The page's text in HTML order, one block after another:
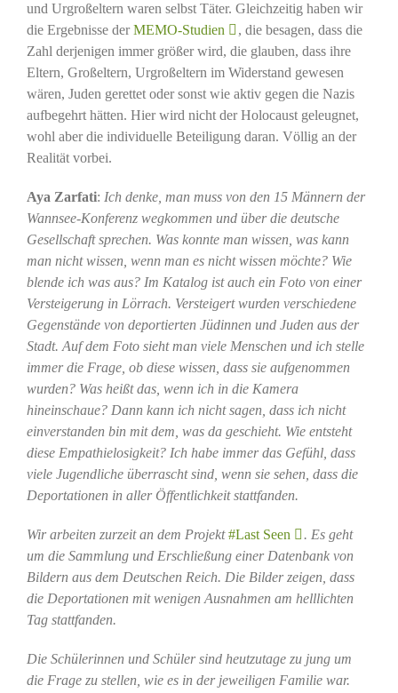
und Urgroßeltern waren selbst Täter. Gleichzeitig haben wir
die Ergebnisse derMEMO-Studien
, die besagen, dass die
Zahl derjenigen immer größer wird, die glauben, dass ihre
Eltern, Großeltern, Urgroßeltern im Widerstand gewesen
wären, Juden gerettet oder sonst wie aktiv gegen die Nazis
aufbegehrt hätten. Hier wird nicht der Holocaust geleugnet,
wohl aber die individuelle Beteiligung daran. Völlig an der
Realität vorbei.
Aya Zarfati: Ich denke, man muss von den 15 Männern der
Wannsee-Konferenz wegkommen und über die deutsche
Gesellschaft sprechen. Was konnte man wissen, was kann
man nicht wissen, wenn man es nicht wissen möchte? Wie
blende ich was aus? Im Katalog ist auch ein Foto von einer
Versteigerung in Lörrach. Versteigert wurden verschiedene
Gegenstände von deportierten Jüdinnen und Juden aus der
Stadt. Auf dem Foto sieht man viele Menschen und ich stelle
immer die Frage, ob diese wissen, dass sie aufgenommen
wurden? Was heißt das, wenn ich in die Kamera
hineinschaue? Dann kann ich nicht sagen, dass ich nicht
einverstanden bin mit dem, was da geschieht. Wie entsteht
diese Empathielosigkeit? Ich habe immer das Gefühl, dass
viele Jugendliche überrascht sind, wenn sie sehen, dass die
Deportationen in aller Öffentlichkeit stattfanden.
Wir arbeiten zurzeit an dem Projekt#Last Seen
. Es geht
um die Sammlung und Erschließung einer Datenbank von
Bildern aus dem Deutschen Reich. Die Bilder zeigen, dass
die Deportationen mit wenigen Ausnahmen am helllichten
Tag stattfanden.
Die Schülerinnen und Schüler sind heutzutage zu jung um
die Frage zu stellen, wie es in der jeweiligen Familie war.